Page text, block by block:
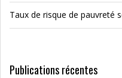
Taux de risque de pauvreté
Publications récentes